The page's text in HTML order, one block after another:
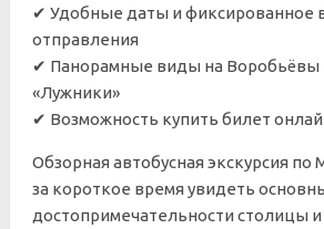
✔ Удобные даты и фиксированное
отправления
✔ Панорамные виды на Воробьёвы
«Лужники»
✔ Возможность купить билет
Обзорная автобусная экскурсия по
за короткое время увидеть
достопримечательности столицы